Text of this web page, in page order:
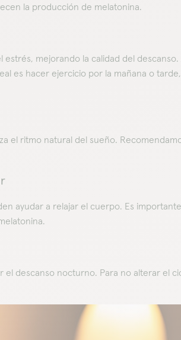
la producción de melatonina.
mejorando la calidad del
es hacer ejercicio por la mañana o
el ritmo natural del sueño.
ayudar a relajar el cuerpo. Es
el descanso nocturno. Para no alterar el